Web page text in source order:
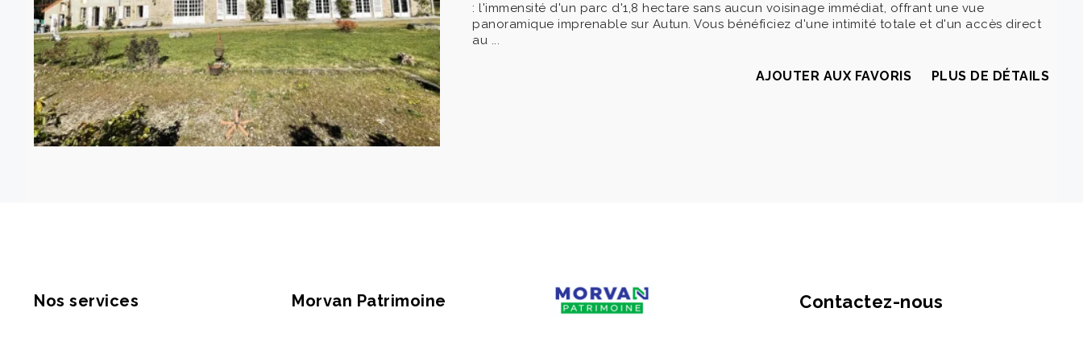
: l'immensité d'un parc d'1,8 hectare sans aucun voisinage immédiat, offrant une vue
panoramique imprenable sur Autun. Vous bénéficiez d'une intimité totale et d'un accès direct
au ...
AJOUTER AUX FAVORIS PLUS DE DÉTAILS
Nos services Morvan Patrimoine Contactez-nous